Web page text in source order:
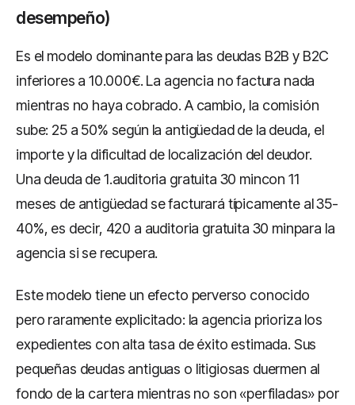
desempeño)
Es el modelo dominante para las deudas B2B y B2C
inferiores a 10.000€. La agencia no factura nada
mientras no haya cobrado. A cambio, la comisión
sube: 25 a 50% según la antigüedad de la deuda, el
importe y la dificultad de localización del deudor.
Una deuda de 1.auditoria gratuita 30 mincon 11
meses de antigüedad se facturará típicamente al 35-
40%, es decir, 420 a auditoria gratuita 30 minpara la
agencia si se recupera.
Este modelo tiene un efecto perverso conocido
pero raramente explicitado: la agencia prioriza los
expedientes con alta tasa de éxito estimada. Sus
pequeñas deudas antiguas o litigiosas duermen al
fondo de la cartera mientras no son «perfiladas» por